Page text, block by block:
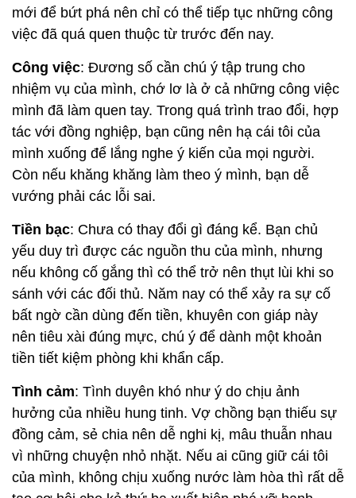
mới để bứt phá nên chỉ có thể tiếp tục những công
việc đã quá quen thuộc từ trước đến nay.
Công việc: Đương số cần chú ý tập trung cho
nhiệm vụ của mình, chớ lơ là ở cả những công việc
mình đã làm quen tay. Trong quá trình trao đổi, hợp
tác với đồng nghiệp, bạn cũng nên hạ cái tôi của
mình xuống để lắng nghe ý kiến của mọi người.
Còn nếu khăng khăng làm theo ý mình, bạn dễ
vướng phải các lỗi sai.
Tiền bạc: Chưa có thay đổi gì đáng kể. Bạn chủ
yếu duy trì được các nguồn thu của mình, nhưng
nếu không cố gắng thì có thể trở nên thụt lùi khi so
sánh với các đối thủ. Năm nay có thể xảy ra sự cố
bất ngờ cần dùng đến tiền, khuyên con giáp này
nên tiêu xài đúng mực, chú ý để dành một khoản
tiền tiết kiệm phòng khi khẩn cấp.
Tình cảm: Tình duyên khó như ý do chịu ảnh
hưởng của nhiều hung tinh. Vợ chồng bạn thiếu sự
đồng cảm, sẻ chia nên dễ nghi kị, mâu thuẫn nhau
vì những chuyện nhỏ nhặt. Nếu ai cũng giữ cái tôi
của mình, không chịu xuống nước làm hòa thì rất dễ